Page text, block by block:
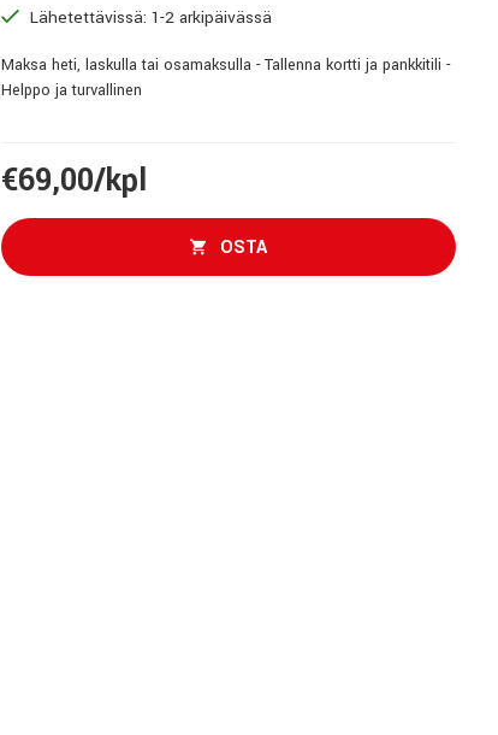
Lähetettävissä: 1-2 arkipäivässä
Maksa heti, laskulla tai osamaksulla - Tallenna kortti ja pankkitili -
Helppo ja turvallinen
€69,00/kpl
OSTA